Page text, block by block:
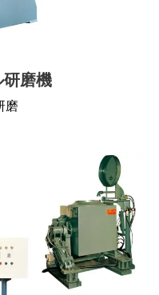
研磨機
磨